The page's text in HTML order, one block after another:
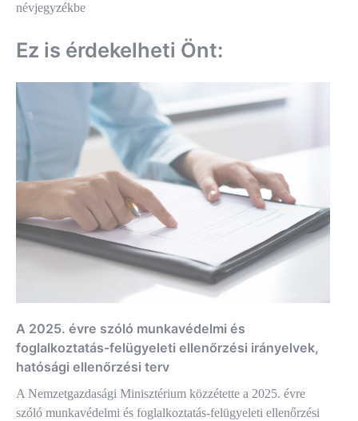
névjegyzékbe
Ez is érdekelheti Önt:
A 2025. évre szóló munkavédelmi és
foglalkoztatás-felügyeleti ellenőrzési irányelvek,
hatósági ellenőrzési terv
A Nemzetgazdasági Minisztérium közzétette a 2025. évre
szóló munkavédelmi és foglalkoztatás-felügyeleti ellenőrzési